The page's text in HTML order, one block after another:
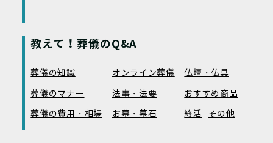
教えて！葬儀のQ&A
葬儀の知識 オンライン葬儀
仏壇・仏具
葬儀のマナー
法事・法要
おすすめ商品
葬儀の費用・相場
お墓・墓石 終活 その他